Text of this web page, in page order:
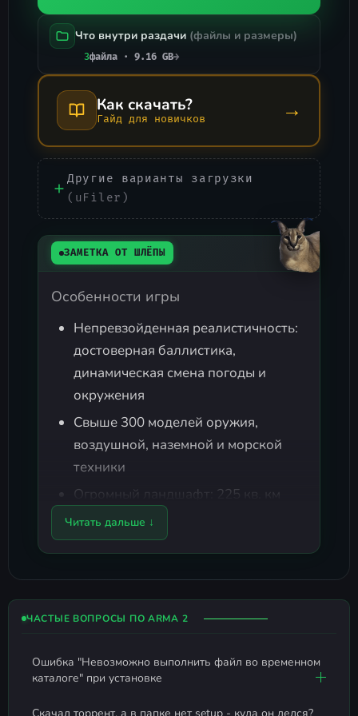
Что внутри раздачи (файлы и размеры)
3файла · 9.16 GB→
Как скачать?
Гайд для новичков →
Другие варианты загрузки
(uFiler)
ЗАМЕТКА ОТ ШЛЁПЫ
Особенности игры
Непревзойденная реалистичность:
достоверная баллистика,
динамическая смена погоды и
окружения
Свыше 300 моделей оружия,
воздушной, наземной и морской
техники
Огромный ландшафт: 225 кв. км
территории, детально
воссозданной на основе реальных
интеллект: без скриптов и жестко
Удобный и мощный редактор
миссий с активной поддержкой
Читать дальше ↓
ЧАСТЫЕ ВОПРОСЫ ПО ARMA 2
Ошибка "Невозможно выполнить файл во временном
каталоге" при установке